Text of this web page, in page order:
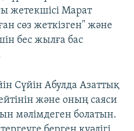
жетекшісі Марат
сөз жеткізген" және
бес жылға бас
Сүйін Абулда Азаттық
және оның саяси
мәлімдеген болатын.